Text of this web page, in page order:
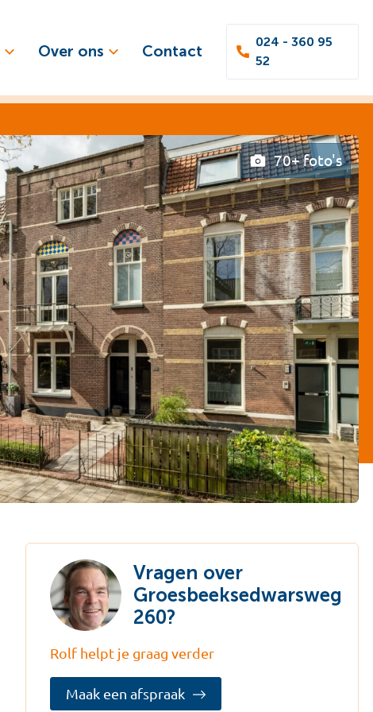
Over ons Contact
024 - 360 95
52
70+ foto's
Vragen over
Groesbeeksedwarsweg
260?
Rolf helpt je graag verder
Maak een afspraak